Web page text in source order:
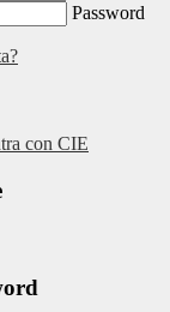
Password
con CIE